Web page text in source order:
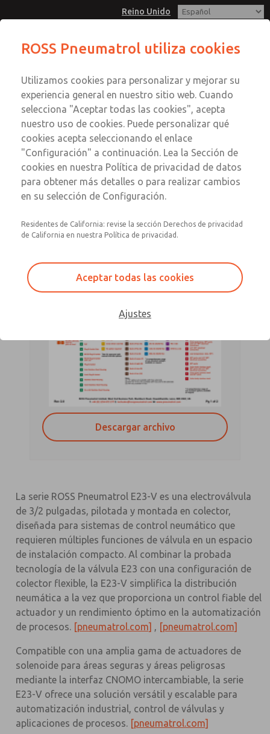
Reino Unido
Cuenta
Registrarse
Inscribirse
Descargar archivo
La serie ROSS Pneumatrol E23-V es una electroválvula
de 3/2 pulgadas, pilotada y montada en colector,
diseñada para sistemas de control neumático que
requieren múltiples funciones de válvula en un espacio
de instalación compacto. Al combinar la probada
tecnología de la válvula E23 con una configuración de
colector flexible, la E23-V simplifica la distribución
neumática a la vez que proporciona un control fiable del
actuador y un rendimiento óptimo en la automatización
de procesos. [pneumatrol.com] , [pneumatrol.com]
Compatible con una amplia gama de actuadores de
solenoide para áreas seguras y áreas peligrosas
mediante la interfaz CNOMO intercambiable, la serie
E23-V ofrece una solución versátil y escalable para
automatización industrial, control de válvulas y
aplicaciones de procesos. [pneumatrol.com]
ROSS Pneumatrol utiliza cookies
Utilizamos cookies para personalizar y mejorar su
experiencia general en nuestro sitio web. Cuando
selecciona "Aceptar todas las cookies", acepta
nuestro uso de cookies. Puede personalizar qué
cookies acepta seleccionando el enlace
"Configuración" a continuación. Lea la Sección de
cookies en nuestra Política de privacidad de datos
para obtener más detalles o para realizar cambios
en su selección de Configuración.
Residentes de California: revise la sección Derechos de privacidad
de California en nuestra Política de privacidad.
Aceptar todas las cookies
Ajustes